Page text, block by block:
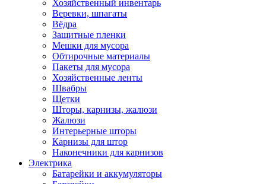
Хозяйственный инвентарь
Веревки, шпагаты
Вёдра
Защитные пленки
Мешки для мусора
Обтирочные материалы
Пакеты для мусора
Хозяйственные ленты
Швабры
Щетки
Шторы, карнизы, жалюзи
Жалюзи
Интерьерные шторы
Карнизы для штор
Наконечники для карнизов
Электрика
Батарейки и аккумуляторы